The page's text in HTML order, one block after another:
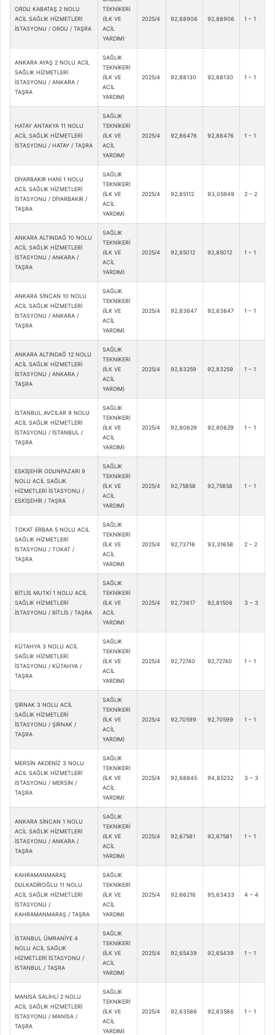
ORDU KABATAŞ 2 NOLU
ACİL SAĞLIK HİZMETLERİ
İSTASYONU / ORDU / TAŞRA
TEKNİKERİ
(İLK VE
ACİL
YARDIM)
2025/4 92,88906 92,88906 1 – 1
ANKARA AYAŞ 2 NOLU ACİL
SAĞLIK HİZMETLERİ
İSTASYONU / ANKARA /
TAŞRA
SAĞLIK
TEKNİKERİ
(İLK VE
ACİL
YARDIM)
2025/4 92,88130 92,88130 1 – 1
HATAY ANTAKYA 11 NOLU
ACİL SAĞLIK HİZMETLERİ
İSTASYONU / HATAY / TAŞRA
SAĞLIK
TEKNİKERİ
(İLK VE
ACİL
YARDIM)
2025/4 92,86476 92,86476 1 – 1
DİYARBAKIR HANİ 1 NOLU
ACİL SAĞLIK HİZMETLERİ
İSTASYONU / DİYARBAKIR /
TAŞRA
SAĞLIK
TEKNİKERİ
(İLK VE
ACİL
YARDIM)
2025/4 92,85112 93,05949 2 – 2
ANKARA ALTINDAĞ 10 NOLU
ACİL SAĞLIK HİZMETLERİ
İSTASYONU / ANKARA /
TAŞRA
SAĞLIK
TEKNİKERİ
(İLK VE
ACİL
YARDIM)
2025/4 92,85012 92,85012 1 – 1
ANKARA SİNCAN 10 NOLU
ACİL SAĞLIK HİZMETLERİ
İSTASYONU / ANKARA /
TAŞRA
SAĞLIK
TEKNİKERİ
(İLK VE
ACİL
YARDIM)
2025/4 92,83647 92,83647 1 – 1
ANKARA ALTINDAĞ 12 NOLU
ACİL SAĞLIK HİZMETLERİ
İSTASYONU / ANKARA /
TAŞRA
SAĞLIK
TEKNİKERİ
(İLK VE
ACİL
YARDIM)
2025/4 92,83259 92,83259 1 – 1
İSTANBUL AVCILAR 9 NOLU
ACİL SAĞLIK HİZMETLERİ
İSTASYONU / İSTANBUL /
TAŞRA
SAĞLIK
TEKNİKERİ
(İLK VE
ACİL
YARDIM)
2025/4 92,80629 92,80629 1 – 1
ESKİŞEHİR ODUNPAZARI 9
NOLU ACİL SAĞLIK
HİZMETLERİ İSTASYONU /
ESKİŞEHİR / TAŞRA
SAĞLIK
TEKNİKERİ
(İLK VE
ACİL
YARDIM)
2025/4 92,75858 92,75858 1 – 1
TOKAT ERBAA 5 NOLU ACİL
SAĞLIK HİZMETLERİ
İSTASYONU / TOKAT /
TAŞRA
SAĞLIK
TEKNİKERİ
(İLK VE
ACİL
YARDIM)
2025/4 92,73716 93,31658 2 – 2
BİTLİS MUTKİ 1 NOLU ACİL
SAĞLIK HİZMETLERİ
İSTASYONU / BİTLİS / TAŞRA
SAĞLIK
TEKNİKERİ
(İLK VE
ACİL
YARDIM)
2025/4 92,73617 92,81506 3 – 3
KÜTAHYA 3 NOLU ACİL
SAĞLIK HİZMETLERİ
İSTASYONU / KÜTAHYA /
TAŞRA
SAĞLIK
TEKNİKERİ
(İLK VE
ACİL
YARDIM)
2025/4 92,72740 92,72740 1 – 1
ŞIRNAK 3 NOLU ACİL
SAĞLIK HİZMETLERİ
İSTASYONU / ŞIRNAK /
TAŞRA
SAĞLIK
TEKNİKERİ
(İLK VE
ACİL
YARDIM)
2025/4 92,70599 92,70599 1 – 1
MERSİN AKDENİZ 3 NOLU
ACIL SAĞLIK HİZMETLERİ
ISTASYONU / MERSİN /
TAŞRA
SAĞLIK
TEKNİKERİ
(İLK VE
ACİL
YARDIM)
2025/4 92,68845 94,85232 3 – 3
ANKARA SİNCAN 1 NOLU
ACİL SAĞLIK HİZMETLERİ
İSTASYONU / ANKARA /
TAŞRA
SAĞLIK
TEKNİKERİ
(İLK VE
ACİL
YARDIM)
2025/4 92,67581 92,67581 1 – 1
KAHRAMANMARAŞ
DULKADİROĞLU 11 NOLU
ACİL SAĞLIK HİZMETLERİ
İSTASYONU /
KAHRAMANMARAŞ / TAŞRA
SAĞLIK
TEKNİKERİ
(İLK VE
ACİL
YARDIM)
2025/4 92,66216 95,63433 4 – 4
İSTANBUL ÜMRANİYE 4
NOLU ACİL SAĞLIK
HİZMETLERİ İSTASYONU /
İSTANBUL / TAŞRA
SAĞLIK
TEKNİKERİ
(İLK VE
ACİL
YARDIM)
2025/4 92,65439 92,65439 1 – 1
MANİSA SALİHLİ 2 NOLU
ACİL SAĞLIK HİZMETLERİ
İSTASYONU / MANİSA /
TAŞRA
SAĞLIK
TEKNİKERİ
(İLK VE
ACİL
YARDIM)
2025/4 92,63586 92,63586 1 – 1